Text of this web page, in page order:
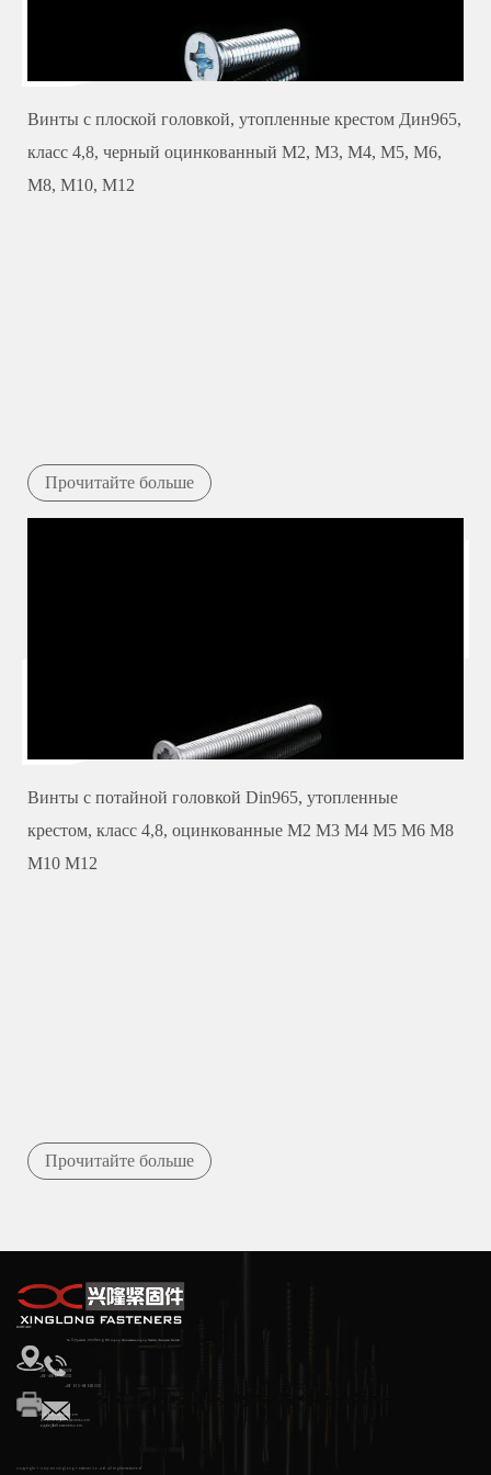
Винты с плоской головкой, утопленные крестом Дин965,
класс 4,8, черный оцинкованный М2, М3, М4, М5, М6,
М8, М10, М12
Прочитайте больше
Винты с потайной головкой Din965, утопленные
крестом, класс 4,8, оцинкованные M2 M3 M4 M5 M6 M8
M10 M12
Прочитайте больше
КОНТАКТ
№ 3, Третий Jincheng RD, город Циньшань, город Хайян, Чжэцзян, Китай
+86-18857388306
+86-18857388302
+86 573-86582333
hyxl@xlfasteners.com
amanda@xlfasteners.com
apple@xlfasteners.com
Copyright © Haiyan Xinglong Fastener Co., Ltd. All Rights Reserved.